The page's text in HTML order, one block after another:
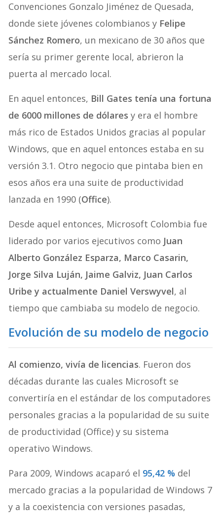
Convenciones Gonzalo Jiménez de Quesada,
donde siete jóvenes colombianos y Felipe
Sánchez Romero, un mexicano de 30 años que
sería su primer gerente local, abrieron la
puerta al mercado local.
En aquel entonces, Bill Gates tenía una fortuna
de 6000 millones de dólaresy era el hombre
más rico de Estados Unidos gracias al popular
Windows, que en aquel entonces estaba en su
versión 3.1. Otro negocio que pintaba bien en
esos años era una suite de productividad
lanzada en 1990 (Office).
Desde aquel entonces, Microsoft Colombia fue
liderado por varios ejecutivos como Juan
Alberto González Esparza, Marco Casarin,
Jorge Silva Luján, Jaime Galviz, Juan Carlos
Uribe y actualmente Daniel Verswyvel, al
tiempo que cambiaba su modelo de negocio.
Evolución de su modelo de negocio
Al comienzo, vivía de licencias. Fueron dos
décadas durante las cuales Microsoft se
convertiría en el estándar de los computadores
personales gracias a la popularidad de su suite
de productividad (Office) y su sistema
operativo Windows.
Para 2009, Windows acaparó el 95,42 % del
mercado gracias a la popularidad de Windows 7
y a la coexistencia con versiones pasadas,